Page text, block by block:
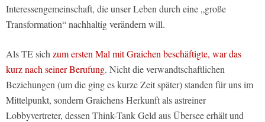
Interessengemeinschaft, die unser Leben durch eine „große
Transformation“ nachhaltig verändern will.
Als TE sich zum ersten Mal mit Graichen beschäftigte, war das
kurz nach seiner Berufung. Nicht die verwandtschaftlichen
Beziehungen (um die ging es kurze Zeit später) standen für uns im
Mittelpunkt, sondern Graichens Herkunft als astreiner
Lobbyvertreter, dessen Think-Tank Geld aus Übersee erhält und